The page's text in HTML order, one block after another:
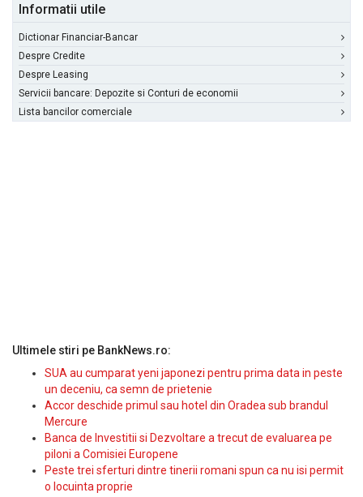
Informatii utile
Dictionar Financiar-Bancar
Despre Credite
Despre Leasing
Servicii bancare: Depozite si Conturi de economii
Lista bancilor comerciale
Ultimele stiri pe BankNews.ro:
SUA au cumparat yeni japonezi pentru prima data in peste
un deceniu, ca semn de prietenie
Accor deschide primul sau hotel din Oradea sub brandul
Mercure
Banca de Investitii si Dezvoltare a trecut de evaluarea pe
piloni a Comisiei Europene
Peste trei sferturi dintre tinerii romani spun ca nu isi permit
o locuinta proprie